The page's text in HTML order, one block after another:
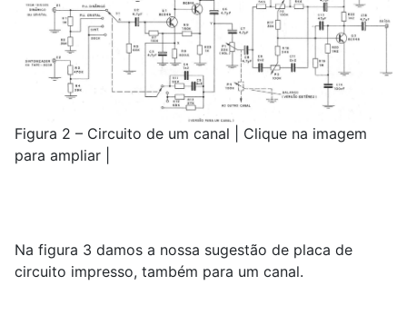
Figura 2 – Circuito de um canal | Clique na imagem
para ampliar |
Na figura 3 damos a nossa sugestão de placa de
circuito impresso, também para um canal.